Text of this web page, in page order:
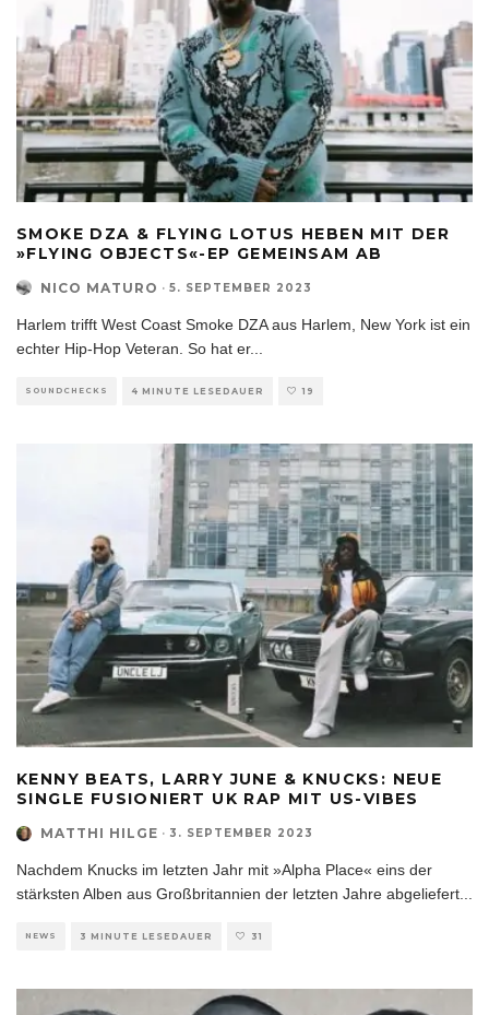
SMOKE DZA & FLYING LOTUS HEBEN MIT DER
»FLYING OBJECTS«-EP GEMEINSAM AB
NICO MATURO · 5. SEPTEMBER 2023
Harlem trifft West Coast Smoke DZA aus Harlem, New York ist ein
echter Hip-Hop Veteran. So hat er...
SOUNDCHECKS 4 MINUTE LESEDAUER 19
KENNY BEATS, LARRY JUNE & KNUCKS: NEUE
SINGLE FUSIONIERT UK RAP MIT US-VIBES
MATTHI HILGE · 3. SEPTEMBER 2023
Nachdem Knucks im letzten Jahr mit »Alpha Place« eins der
stärksten Alben aus Großbritannien der letzten Jahre abgeliefert...
NEWS 3 MINUTE LESEDAUER 31